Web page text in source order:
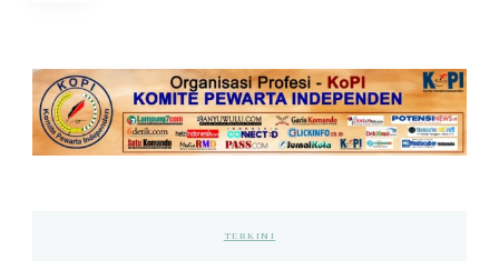
TERKINI